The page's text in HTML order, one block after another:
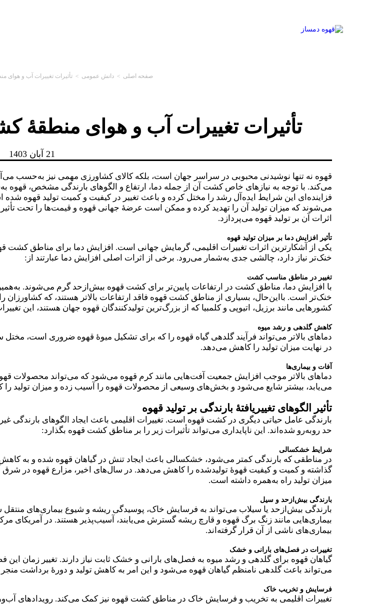
صفحه اصلی > دانش عمومی > تأثیرات تغییرات آب و
تأثیرات تغییرات آب و هوای
21 آبان 1403
قهوه نه تنها نوشیدنی محبوبی در سراسر جهان است، بلکه کالای کشاورزی مهمی نیز به‌حسب
می‌کند. با توجه به نیازهای خاص کشت آن از جمله دما، ارتفاع و الگوهای بارندگی مشخص،
فزاینده‌ای این شرایط ایده‌آل رشد را مختل کرده و باعث تغییر در کیفیت و کمیت تولید قهوه
می‌شوند که میزان تولید آن را تهدید کرده و ممکن است عرضهٔ جهانی قهوه و قیمت‌ها را تحت
اثرات آن بر تولید قهوه می‌پردازد.
تأثیر افزایش دما بر میزان تولید قهوه
یکی از آشکارترین اثرات تغییرات اقلیمی، گرمایش جهانی است. افزایش دما برای مناطق کشت
خنک‌تر نیاز دارد، چالشی جدی به‌شمار می‌رود. برخی از اثرات اصلی افزایش دما عبارتند از:
تغییر در مناطق مناسب کشت
با افزایش دما، مناطق کشت در ارتفاعات پایین‌تر برای کشت قهوه بیش‌ازحد گرم می‌شوند.
خنک‌تر است. بااین‌حال، بسیاری از مناطق کشت قهوه فاقد ارتفاعات بالاتر هستند، که
کشورهایی مانند برزیل، اتیوپی و کلمبیا که از بزرگ‌ترین تولیدکنندگان قهوه جهان هستند، این
کاهش گلدهی و رشد میوه
دماهای بالاتر می‌تواند فرآیند گلدهی گیاه قهوه را که برای تشکیل میوهٔ قهوه ضروری است،
در نهایت میزان تولید را کاهش می‌دهد.
آفات و بیماری‌ها
دماهای بالاتر موجب افزایش جمعیت آفت‌هایی مانند کرم قهوه می‌شود که می‌تواند محصولات
می‌یابد، بیشتر شایع می‌شود و بخش‌های وسیعی از محصولات قهوه را آسیب زده و میزان تولید
تأثیر الگوهای تغییریافتهٔ بارندگی بر تولید قهوه
بارندگی عامل حیاتی دیگری در کشت قهوه است. تغییرات اقلیمی باعث ایجاد الگوهای بارندگی
حد روبه‌رو شده‌اند. این ناپایداری می‌تواند تأثیرات زیر را بر مناطق کشت قهوه بگذارد:
شرایط خشکسالی
در مناطقی که بارندگی کمتر می‌شود، خشکسالی باعث ایجاد تنش در گیاهان قهوه شده و به کاهش
گذاشته و کمیت و کیفیت قهوهٔ تولیدشده را کاهش می‌دهد. در سال‌های اخیر، مزارع قهوه در
میزان تولید راه به‌همره داشته است.
بارندگی بیش‌ازحد و سیل
بارندگی بیش‌ازحد یا سیلاب می‌تواند به فرسایش خاک، پوسیدگی ریشه و شیوع بیماری‌های
بیماری‌هایی مانند زنگ برگ قهوه و قارچ ریشه گسترش می‌یابند، آسیب‌پذیر هستند. در آمریکای
بیماری‌های ناشی از آن قرار گرفته‌اند.
تغییرات در فصل‌های بارانی و خشک
گیاهان قهوه برای گلدهی و رشد میوه به فصل‌های بارانی و خشک ثابت نیاز دارند. تغییر زمان
می‌تواند باعث گلدهی نامنظم گیاهان قهوه می‌شود و این امر به کاهش تولید و دورهٔ برداشت
فرسایش و تخریب خاک
تغییرات اقلیمی به تخریب و فرسایش خاک در مناطق کشت قهوه نیز کمک می‌کند. رویدادهای